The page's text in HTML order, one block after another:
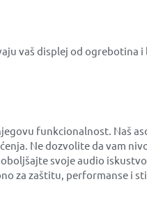
vaš displej od ogrebotina i
funkcionalnost. Naš
Ne dozvolite da vam
svoje audio
za zaštitu, performanse i